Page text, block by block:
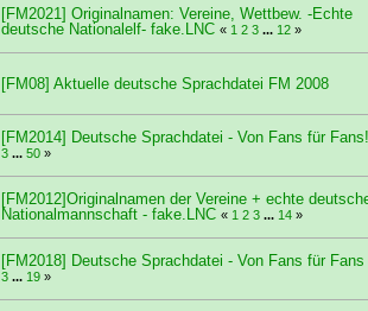
[FM2021] Originalnamen: Vereine, Wettbew. -Echte
deutsche Nationalelf- fake.LNC « 1 2 3 ... 12»
[FM08] Aktuelle deutsche Sprachdatei FM 2008
[FM2014] Deutsche Sprachdatei - Von Fans für Fans!
3 ... 50»
[FM2012]Originalnamen der Vereine + echte
Nationalmannschaft - fake.LNC « 1 2 3 ... 14»
[FM2018] Deutsche Sprachdatei - Von Fans für Fans
3 ... 19»